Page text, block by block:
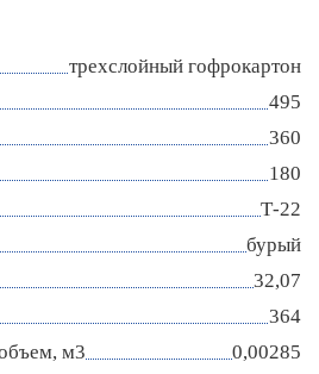
трехслойный гофрокартон
495
360
180
Т-22
бурый
32,07
364
м3
0,00285